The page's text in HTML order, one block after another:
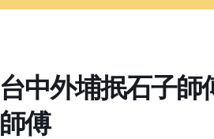
台中外埔抿石子師
師傅